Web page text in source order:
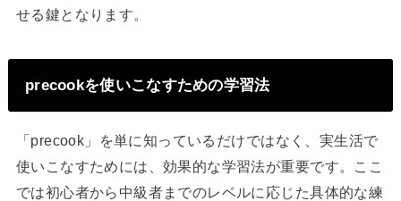
せる鍵となります。
precookを使いこなすための学習法
「precook」を単に知っているだけではなく、実生活で
使いこなすためには、効果的な学習法が重要です。ここ
では初心者から中級者までのレベルに応じた具体的な練